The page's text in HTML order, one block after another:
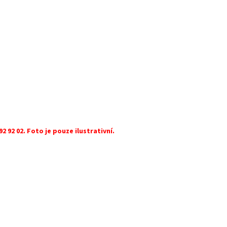
92 02. Foto je pouze ilustrativní.